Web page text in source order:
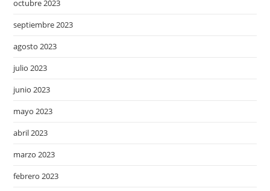
octubre 2023
septiembre 2023
agosto 2023
julio 2023
junio 2023
mayo 2023
abril 2023
marzo 2023
febrero 2023